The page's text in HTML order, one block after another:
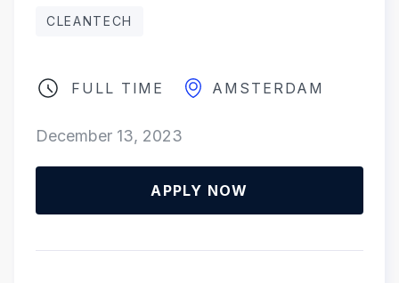
CLEANTECH
FULL TIME AMSTERDAM
December 13, 2023
APPLY NOW